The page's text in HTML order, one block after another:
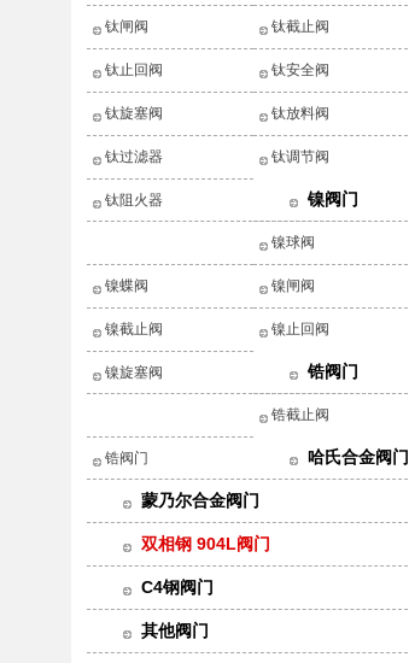
钛闸阀 钛截止阀
钛止回阀 钛安全阀
钛旋塞阀 钛放料阀
钛过滤器 钛调节阀
钛阻火器 镍阀门
镍球阀
镍蝶阀 镍闸阀
镍截止阀 镍止回阀
镍旋塞阀 锆阀门
锆截止阀
锆阀门 哈氏合金阀门
蒙乃尔合金阀门
双相钢 904L阀门
C4钢阀门
其他阀门